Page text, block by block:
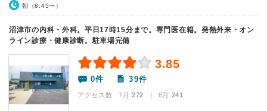
朝（8:45〜）
沼津市の内科・外科。平日17時15分まで。専門医在籍。発熱外来・オン
ライン診療・健康診断。駐車場完備
3.85
0件 39件
アクセス数 7月:272 | 6月:241